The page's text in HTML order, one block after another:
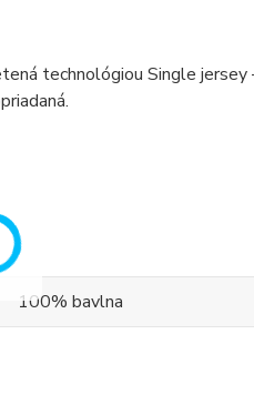
technológiou Single
100% bavlna